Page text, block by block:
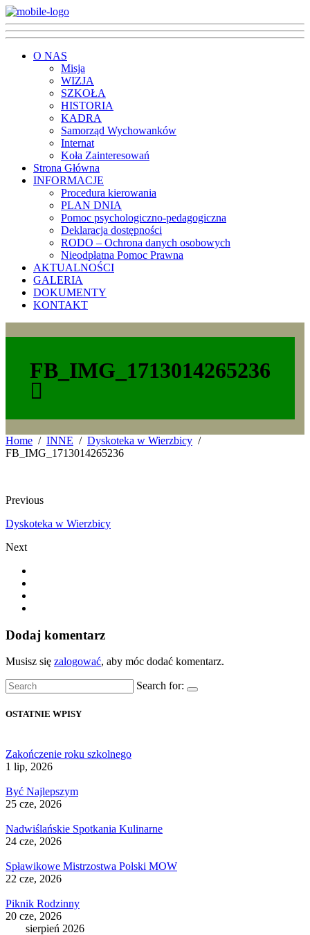
O NAS
Misja
WIZJA
SZKOŁA
HISTORIA
KADRA
Samorząd Wychowanków
Internat
Koła Zainteresowań
Strona Główna
INFORMACJE
Procedura kierowania
PLAN DNIA
Pomoc psychologiczno-pedagogiczna
Deklaracja dostępności
RODO – Ochrona danych osobowych
Nieodpłatna Pomoc Prawna
AKTUALNOŚCI
GALERIA
DOKUMENTY
KONTAKT
FB_IMG_1713014265236
Home INNE
Dyskoteka w Wierzbicy
FB_IMG_1713014265236
Previous
Dyskoteka w Wierzbicy
Next
Dodaj komentarz
Musisz się zalogować, aby móc dodać komentarz.
Search for:
OSTATNIE WPISY
Zakończenie roku szkolnego
1 lip, 2026
Być Najlepszym
25 cze, 2026
Nadwiślańskie Spotkania Kulinarne
24 cze, 2026
Spławikowe Mistrzostwa Polski MOW
22 cze, 2026
Piknik Rodzinny
20 cze, 2026
sierpień 2026